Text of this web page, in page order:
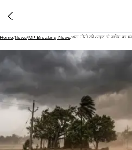
Home/News/MP Breaking News/